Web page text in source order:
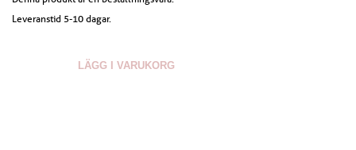
Leveranstid 5-10 dagar.
LÄGG I VARUKORG